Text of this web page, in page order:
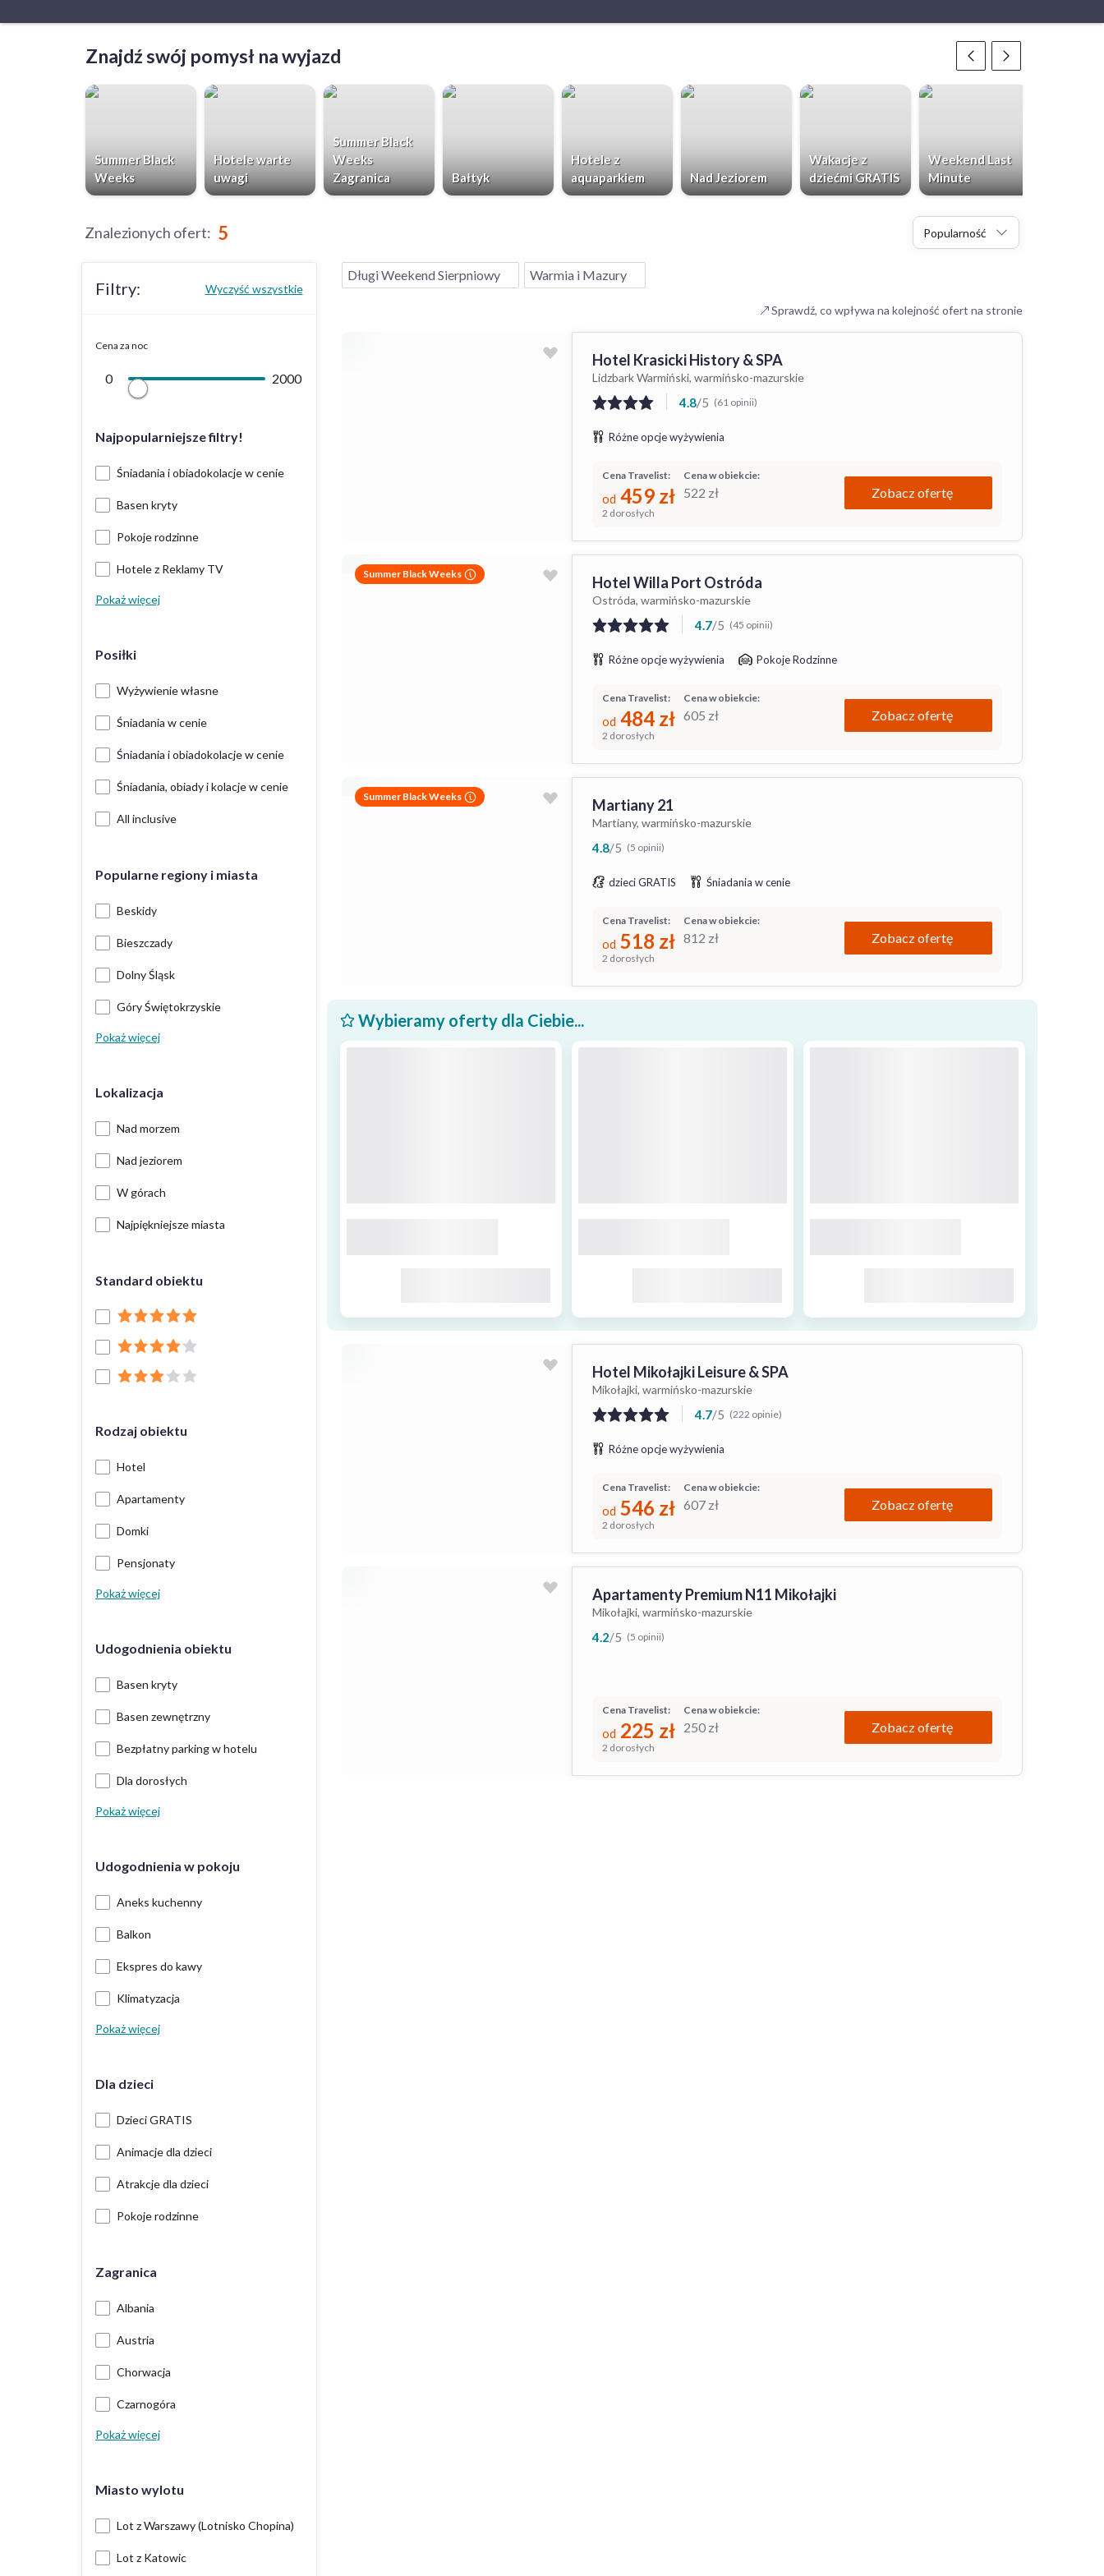
Znajdź swój pomysł na wyjazd
Summer Black
Weeks
Hotele warte
uwagi
Summer Black
Weeks
Zagranica
Bałtyk
Hotele z
aquaparkiem
Nad Jeziorem
Wakacje z
dziećmi GRATIS
Weekend Last
Minute
Znalezionych ofert: 5 Popularność
Filtry: Wyczyść wszystkie
Cena za noc
0 2000
Najpopularniejsze filtry!
Śniadania i obiadokolacje w cenie
Basen kryty
Pokoje rodzinne
Hotele z Reklamy TV
Pokaż więcej
Posiłki
Wyżywienie własne
Śniadania w cenie
Śniadania i obiadokolacje w cenie
Śniadania, obiady i kolacje w cenie
All inclusive
Popularne regiony i miasta
Beskidy
Bieszczady
Dolny Śląsk
Góry Świętokrzyskie
Pokaż więcej
Lokalizacja
Nad morzem
Nad jeziorem
W górach
Najpiękniejsze miasta
Standard obiektu
Rodzaj obiektu
Hotel
Apartamenty
Domki
Pensjonaty
Pokaż więcej
Udogodnienia obiektu
Basen kryty
Basen zewnętrzny
Bezpłatny parking w hotelu
Dla dorosłych
Pokaż więcej
Udogodnienia w pokoju
Aneks kuchenny
Balkon
Ekspres do kawy
Klimatyzacja
Pokaż więcej
Dla dzieci
Dzieci GRATIS
Animacje dla dzieci
Atrakcje dla dzieci
Pokoje rodzinne
Zagranica
Albania
Austria
Chorwacja
Czarnogóra
Pokaż więcej
Miasto wylotu
Lot z Warszawy (Lotnisko Chopina)
Lot z Katowic
Długi Weekend Sierpniowy Warmia i Mazury
Sprawdź, co wpływa na kolejność ofert na stronie
Hotel Krasicki History & SPA
Lidzbark Warmiński, warmińsko-mazurskie
4.8/5 (61 opinii)
Różne opcje wyżywienia
Cena w obiekcie:
522 zł
Cena Travelist:
od 459 zł
2 dorosłych
Zobacz ofertę
Summer Black Weeks Hotel Willa Port Ostróda
Ostróda, warmińsko-mazurskie
4.7/5 (45 opinii)
Różne opcje wyżywienia Pokoje Rodzinne
Cena w obiekcie:
605 zł
Cena Travelist:
od 484 zł
2 dorosłych
Zobacz ofertę
Summer Black Weeks Martiany 21
Martiany, warmińsko-mazurskie
4.8/5 (5 opinii)
dzieci GRATIS Śniadania w cenie
Cena w obiekcie:
812 zł
Cena Travelist:
od 518 zł
2 dorosłych
Zobacz ofertę
Wybieramy oferty dla Ciebie...
Hotel Mikołajki Leisure & SPA
Mikołajki, warmińsko-mazurskie
4.7/5 (222 opinie)
Różne opcje wyżywienia
Cena w obiekcie:
607 zł
Cena Travelist:
od 546 zł
2 dorosłych
Zobacz ofertę
Apartamenty Premium N11 Mikołajki
Mikołajki, warmińsko-mazurskie
4.2/5 (5 opinii)
Cena w obiekcie:
250 zł
Cena Travelist:
od 225 zł
2 dorosłych
Zobacz ofertę